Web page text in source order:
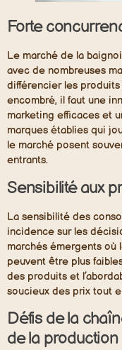
Forte
Le marché de la
avec de nombreuses
différencier les
encombré, il faut une
marketing efficaces et
marques établies qui
le marché posent
entrants.
Sensibilité aux
La sensibilité des
incidence sur les
marchés émergents où
peuvent être plus
des produits et
soucieux des prix tout
Défis de la
de la production